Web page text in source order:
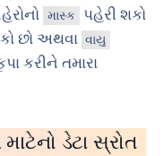
માસ્ક પહેરી શકો
છો અથવા વાયુ
કરીને તમારા
ડેટા સ્રોત